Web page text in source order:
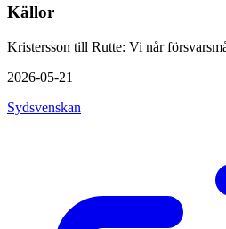
Källor
Kristersson till Rutte: Vi når
2026-05-21
Sydsvenskan